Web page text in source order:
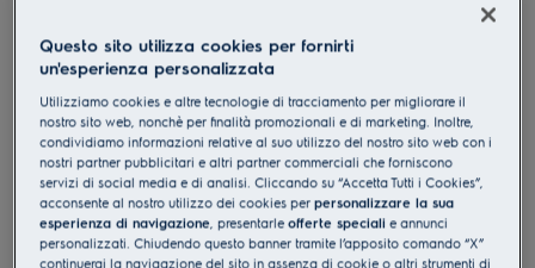
PN750UV
Piano cottura a gas Serie 300 Soft
Line 75cm
4.6 (265)
Documentazione tecnica
Vantaggi
Bruciatore a tripla corona ad elevata potenza, per ottenere un
calore intenso
Questo sito utilizza cookies per fornirti
un'esperienza personalizzata
Utilizziamo cookies e altre tecnologie di tracciamento per migliorare il
nostro sito web, nonchè per finalità promozionali e di marketing. Inoltre,
condividiamo informazioni relative al suo utilizzo del nostro sito web con i
nostri partner pubblicitari e altri partner commerciali che forniscono
servizi di social media e di analisi. Cliccando su “Accetta Tutti i Cookies”,
acconsente al nostro utilizzo dei cookies perpersonalizzare la sua
esperienza di navigazione, presentarleofferte speciali e annunci
personalizzati. Chiudendo questo banner tramite l’apposito comando “X”
continuerai la navigazione del sito in assenza di cookie o altri strumenti di